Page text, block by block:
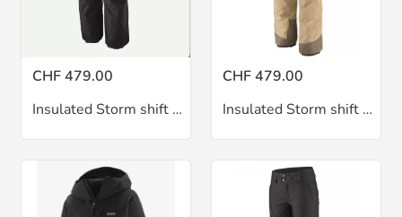
CHF 479.00
Insulated Storm shift pant
CHF 479.00
Insulated Storm shift pant W